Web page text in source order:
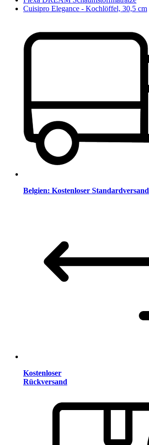
Cuisipro Elegance - Kochlöffel, 30,5 cm
Belgien: Kostenloser Standardversand
Kostenloser
Rückversand